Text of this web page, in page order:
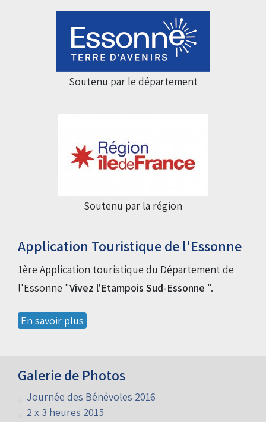
Liste des hébergements
Soutenu par la région
Application Touristique de l'Essonne
l'Essonne "Vivez l'Etampois Sud-Essonne
Galerie de Photos